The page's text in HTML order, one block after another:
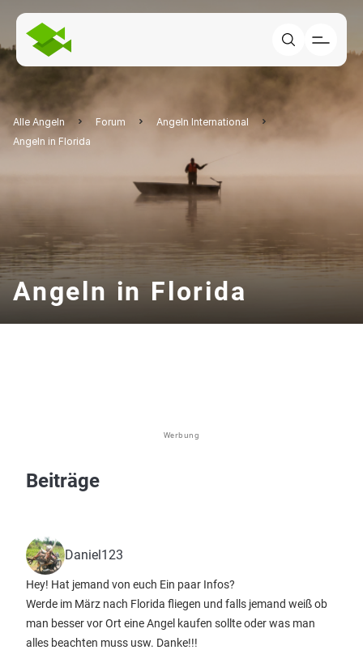
Alle Angeln Forum
Angeln International
Angeln in Florida
Angeln in Florida
Werbung
Beiträge
Daniel123
Hey! Hat jemand von euch Ein paar Infos?
Werde im März nach Florida fliegen und falls jemand weiß ob
man besser vor Ort eine Angel kaufen sollte oder was man
alles beachten muss usw. Danke!!!